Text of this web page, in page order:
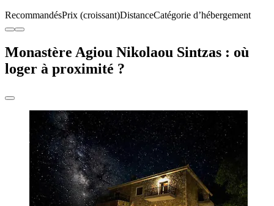
RecommandésPrix (croissant)DistanceCatégorie d’hébergement
Monastère Agiou Nikolaou Sintzas : où
loger à proximité ?